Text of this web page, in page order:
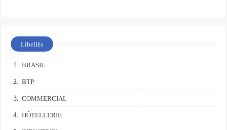
Libellés
BRASIL
BTP
COMMERCIAL
HÔTELLERIE